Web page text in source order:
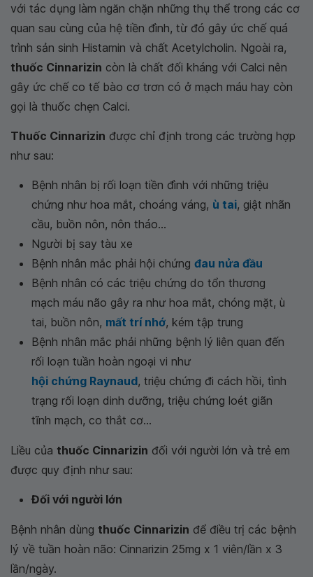
với tác dụng làm ngăn chặn những thụ thể trong các cơ
quan sau cùng của hệ tiền đình, từ đó gây ức chế quá
trình sản sinh Histamin và chất Acetylcholin. Ngoài ra,
thuốc Cinnarizin còn là chất đối kháng với Calci nên
gây ức chế co tế bào cơ trơn có ở mạch máu hay còn
gọi là thuốc chẹn Calci.
Thuốc Cinnarizin được chỉ định trong các trường hợp
như sau:
Bệnh nhân bị rối loạn tiền đình với những triệu
chứng như hoa mắt, choáng váng, ù tai, giật nhãn
cầu, buồn nôn, nôn tháo...
Người bị say tàu xe
Bệnh nhân mắc phải hội chứng đau nửa đầu
Bệnh nhân có các triệu chứng do tổn thương
mạch máu não gây ra như hoa mắt, chóng mặt, ù
tai, buồn nôn, mất trí nhớ, kém tập trung
Bệnh nhân mắc phải những bệnh lý liên quan đến
rối loạn tuần hoàn ngoại vi như
hội chứng Raynaud, triệu chứng đi cách hồi, tình
trạng rối loạn dinh dưỡng, triệu chứng loét giãn
tĩnh mạch, co thắt cơ...
Liều của thuốc Cinnarizin đối với người lớn và trẻ em
được quy định như sau:
Đối với người lớn
Bệnh nhân dùng thuốc Cinnarizin để điều trị các bệnh
lý về tuần hoàn não: Cinnarizin 25mg x 1 viên/lần x 3
lần/ngày.